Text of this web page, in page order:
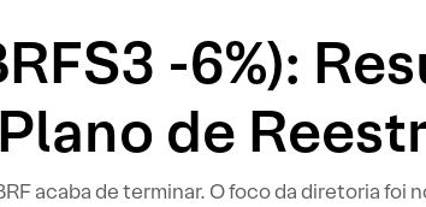
-6%):
Plano de
acaba de terminar. O foco da diretoria foi